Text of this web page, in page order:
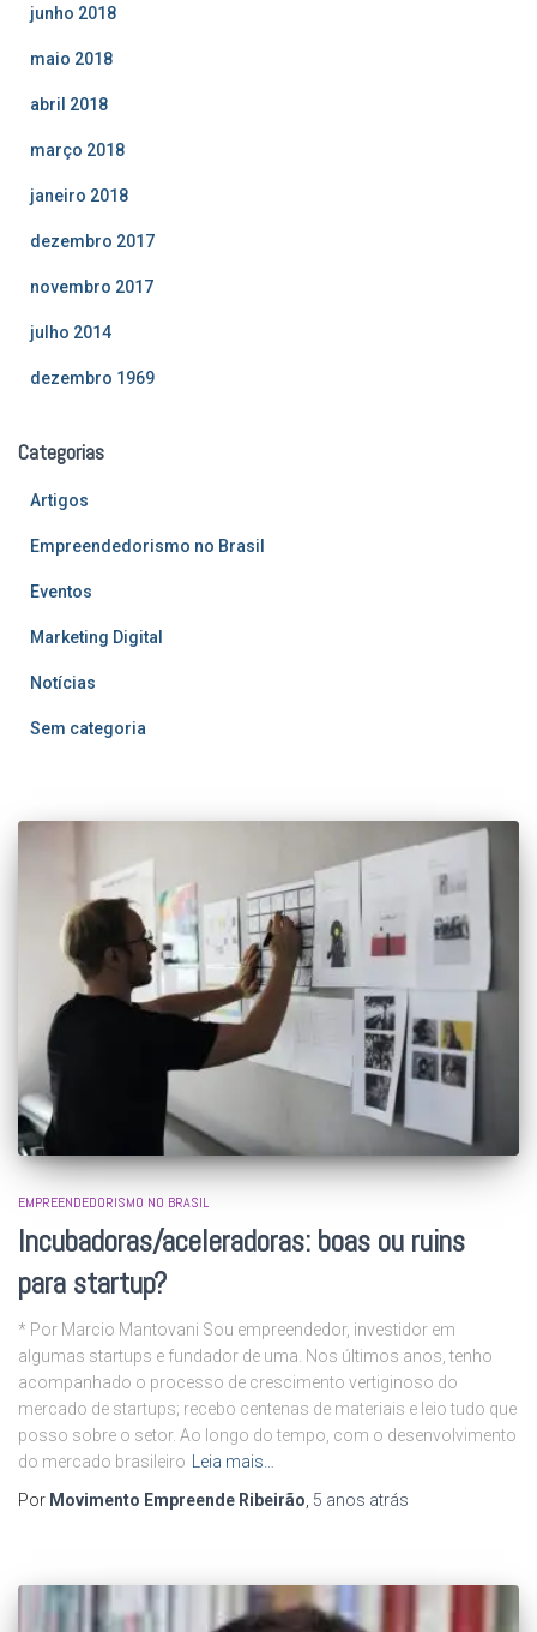
junho 2018
maio 2018
abril 2018
março 2018
janeiro 2018
dezembro 2017
novembro 2017
julho 2014
dezembro 1969
Categorias
Artigos
Empreendedorismo no Brasil
Eventos
Marketing Digital
Notícias
Sem categoria
EMPREENDEDORISMO NO BRASIL
Incubadoras/aceleradoras: boas ou ruins
para startup?
* Por Marcio Mantovani Sou empreendedor, investidor em
algumas startups e fundador de uma. Nos últimos anos, tenho
acompanhado o processo de crescimento vertiginoso do
mercado de startups; recebo centenas de materiais e leio tudo que
posso sobre o setor. Ao longo do tempo, com o desenvolvimento
do mercado brasileiro
Leia mais…
Por Movimento Empreende Ribeirão 5 anos atrás